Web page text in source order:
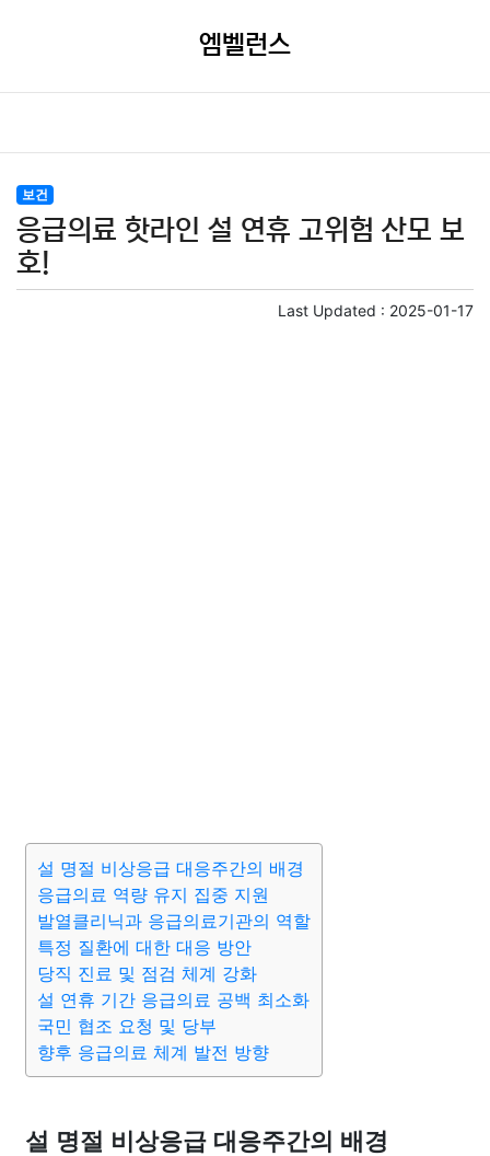
엠벨런스
보건
응급의료 핫라인 설 연휴 고위험 산모 보
호!
Last Updated : 2025-01-17
설 명절 비상응급 대응주간의 배경
응급의료 역량 유지 집중 지원
발열클리닉과 응급의료기관의 역할
특정 질환에 대한 대응 방안
당직 진료 및 점검 체계 강화
설 연휴 기간 응급의료 공백 최소화
국민 협조 요청 및 당부
향후 응급의료 체계 발전 방향
설 명절 비상응급 대응주간의 배경